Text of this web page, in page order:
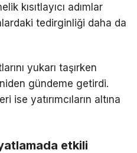
kısıtlayıcı adımlar
tedirginliği daha da
yukarı taşırken
gündeme getirdi.
ise yatırımcıların altına
etkili